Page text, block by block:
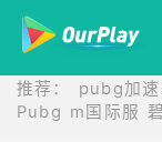
推荐： pubg加速
Pubg m国际服